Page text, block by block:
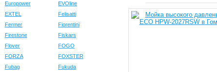
Europower
EVOline
EXTEL
Felisatti
Fermer
Fiorentini
Firestone
Fiskars
Flover
FOGO
FORZA
FOXSTER
Fubag
Fukuda